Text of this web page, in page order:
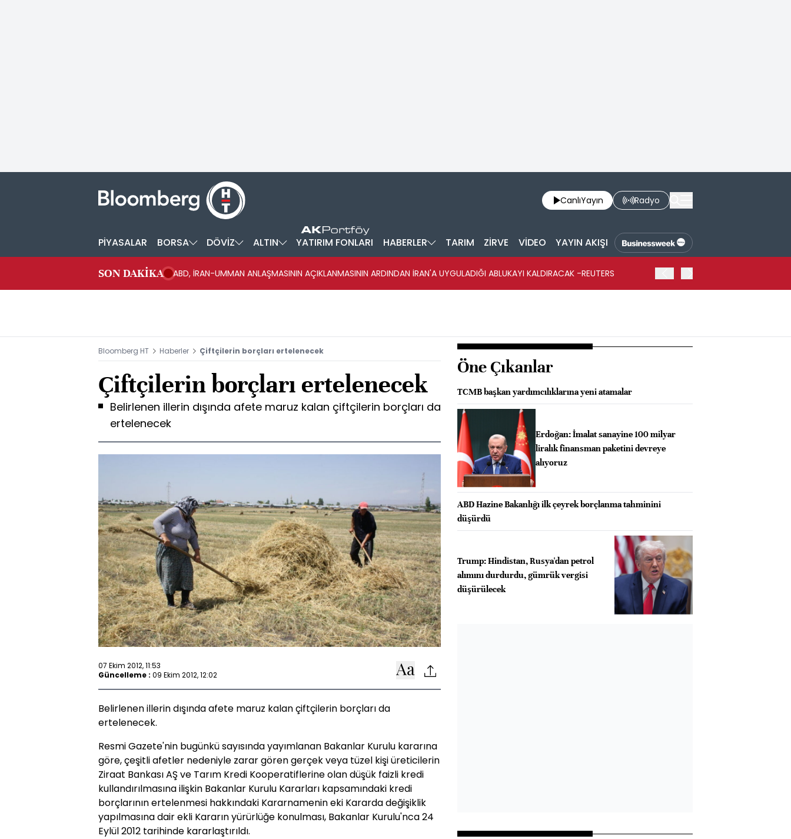
CanlıYayın Radyo
PİYASALAR BORSA DÖVİZ ALTIN YATIRIM FONLARI HABERLER TARIM ZİRVE VİDEO YAYIN AKIŞI
SON DAKİKA ABD, İRAN-UMMAN ANLAŞMASININ AÇIKLANMASININ ARDINDAN İRAN'A UYGULADIĞI ABLUKAYI KALDIRACAK -REUTERS
Bloomberg HT Haberler Çiftçilerin borçları ertelenecek
Çiftçilerin borçları ertelenecek
Belirlenen illerin dışında afete maruz kalan çiftçilerin borçları da
ertelenecek
07 Ekim 2012, 11:53
Güncelleme : 09 Ekim 2012, 12:02
Belirlenen illerin dışında afete maruz kalan çiftçilerin borçları da
ertelenecek.
Resmi Gazete'nin bugünkü sayısında yayımlanan Bakanlar Kurulu kararına
göre, çeşitli afetler nedeniyle zarar gören gerçek veya tüzel kişi üreticilerin
Ziraat Bankası AŞ ve Tarım Kredi Kooperatiflerine olan düşük faizli kredi
kullandırılmasına ilişkin Bakanlar Kurulu Kararları kapsamındaki kredi
borçlarının ertelenmesi hakkındaki Kararnamenin eki Kararda değişiklik
yapılmasına dair ekli Kararın yürürlüğe konulması, Bakanlar Kurulu'nca 24
Eylül 2012 tarihinde kararlaştırıldı.
Öne Çıkanlar
TCMB başkan yardımcılıklarına yeni atamalar
Erdoğan: İmalat sanayine 100 milyar
liralık finansman paketini devreye
alıyoruz
ABD Hazine Bakanlığı ilk çeyrek borçlanma tahminini
düşürdü
Trump: Hindistan, Rusya'dan petrol
alımını durdurdu, gümrük vergisi
düşürülecek